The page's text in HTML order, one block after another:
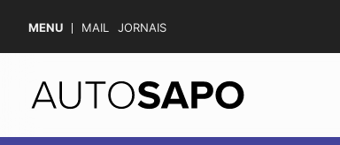
MENU MAIL JORNAIS